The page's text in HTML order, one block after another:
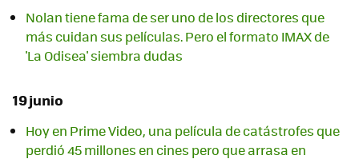
Nolan tiene fama de ser uno de los directores que
más cuidan sus películas. Pero el formato IMAX de
'La Odisea' siembra dudas
19 junio
Hoy en Prime Video, una película de catástrofes que
perdió 45 millones en cines pero que arrasa en